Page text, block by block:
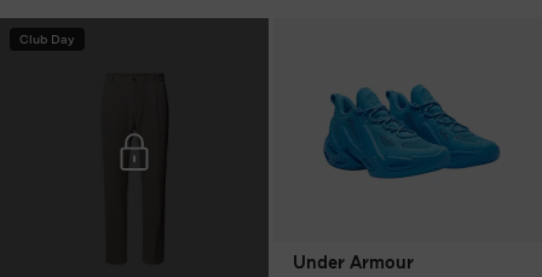
Club Day
Under Armour